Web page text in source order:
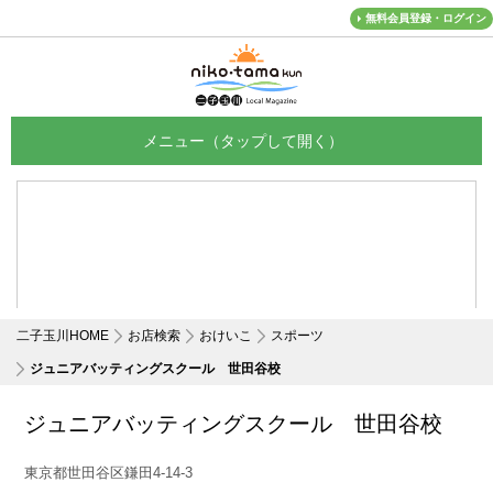
無料会員登録・ログイン
二子玉川HOME お店検索 おけいこ スポーツ
ジュニアバッティングスクール 世田谷校
ジュニアバッティングスクール 世田谷校
東京都世田谷区鎌田4-14-3
メニュー